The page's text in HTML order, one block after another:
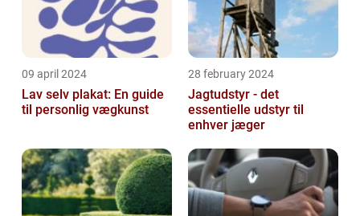
09 april 2024
Lav selv plakat: En guide
til personlig vægkunst
28 february 2024
Jagtudstyr - det
essentielle udstyr til
enhver jæger